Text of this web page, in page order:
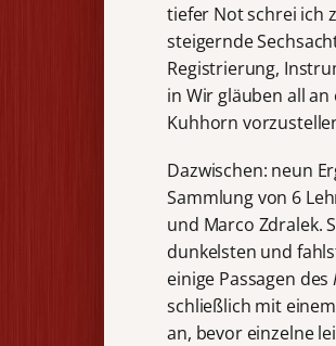
tiefer Not schrei ich
steigernde
Registrierung,
in Wir gläuben all an
Kuhhorn
Dazwischen: neun
Sammlung von 6
und Marco Zdralek.
dunkelsten und
einige Passagen des
schließlich mit
an, bevor einzelne